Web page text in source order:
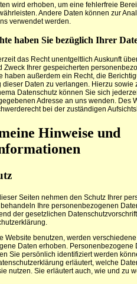
wird erhoben, um eine fehlerfreie
Andere Daten können zur
verwendet werden.
haben Sie bezüglich Ihrer
das Recht unentgeltlich Auskunft
Zweck Ihrer gespeicherten
haben außerdem ein Recht, die
dieser Daten zu verlangen. Hierzu sowie
Datenschutz können Sie sich
Adresse an uns wenden. Des
bei der zuständigen
Hinweise und
Seiten nehmen den Schutz Ihrer
Ihre personenbezogenen
der gesetzlichen
Website benutzen, werden verschiedene
Daten erhoben. Personenbezogene
Sie persönlich identifiziert werden
erläutert, welche
nutzen. Sie erläutert auch, wie und zu